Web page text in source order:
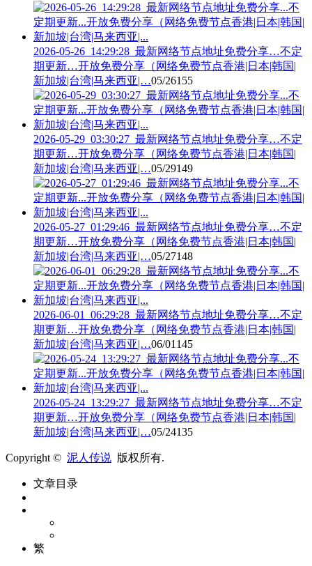
2026-05-26_14:29:28_最新网络节点地址免费分享…不定
期更新…开放免费分享（网络免费节点香港|日本|韩国|
新加坡|台湾|马来西亚|…05/26155
2026-05-29_03:30:27_最新网络节点地址免费分享…不定
期更新…开放免费分享（网络免费节点香港|日本|韩国|
新加坡|台湾|马来西亚|…05/29149
2026-05-27_01:29:46_最新网络节点地址免费分享…不定
期更新…开放免费分享（网络免费节点香港|日本|韩国|
新加坡|台湾|马来西亚|…05/27148
2026-06-01_06:29:28_最新网络节点地址免费分享…不定
期更新…开放免费分享（网络免费节点香港|日本|韩国|
新加坡|台湾|马来西亚|…06/01 145
2026-05-24_13:29:27_最新网络节点地址免费分享…不定
期更新…开放免费分享（网络免费节点香港|日本|韩国|
新加坡|台湾|马来西亚|…05/24135
Copyright © 泥人传说 版权所有.
文章目录
繁